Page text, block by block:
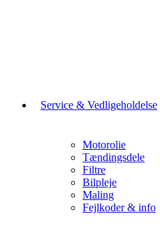
Service & Vedligeholdelse
Motorolie
Tændingsdele
Filtre
Bilpleje
Maling
Fejlkoder & info